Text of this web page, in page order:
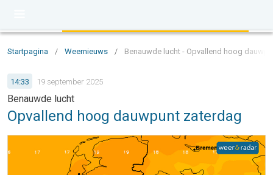
Startpagina / Weernieuws / Benauwde lucht - Opvallend hoog
14:33 19 september 2025
Benauwde lucht
Opvallend hoog dauwpunt zaterdag